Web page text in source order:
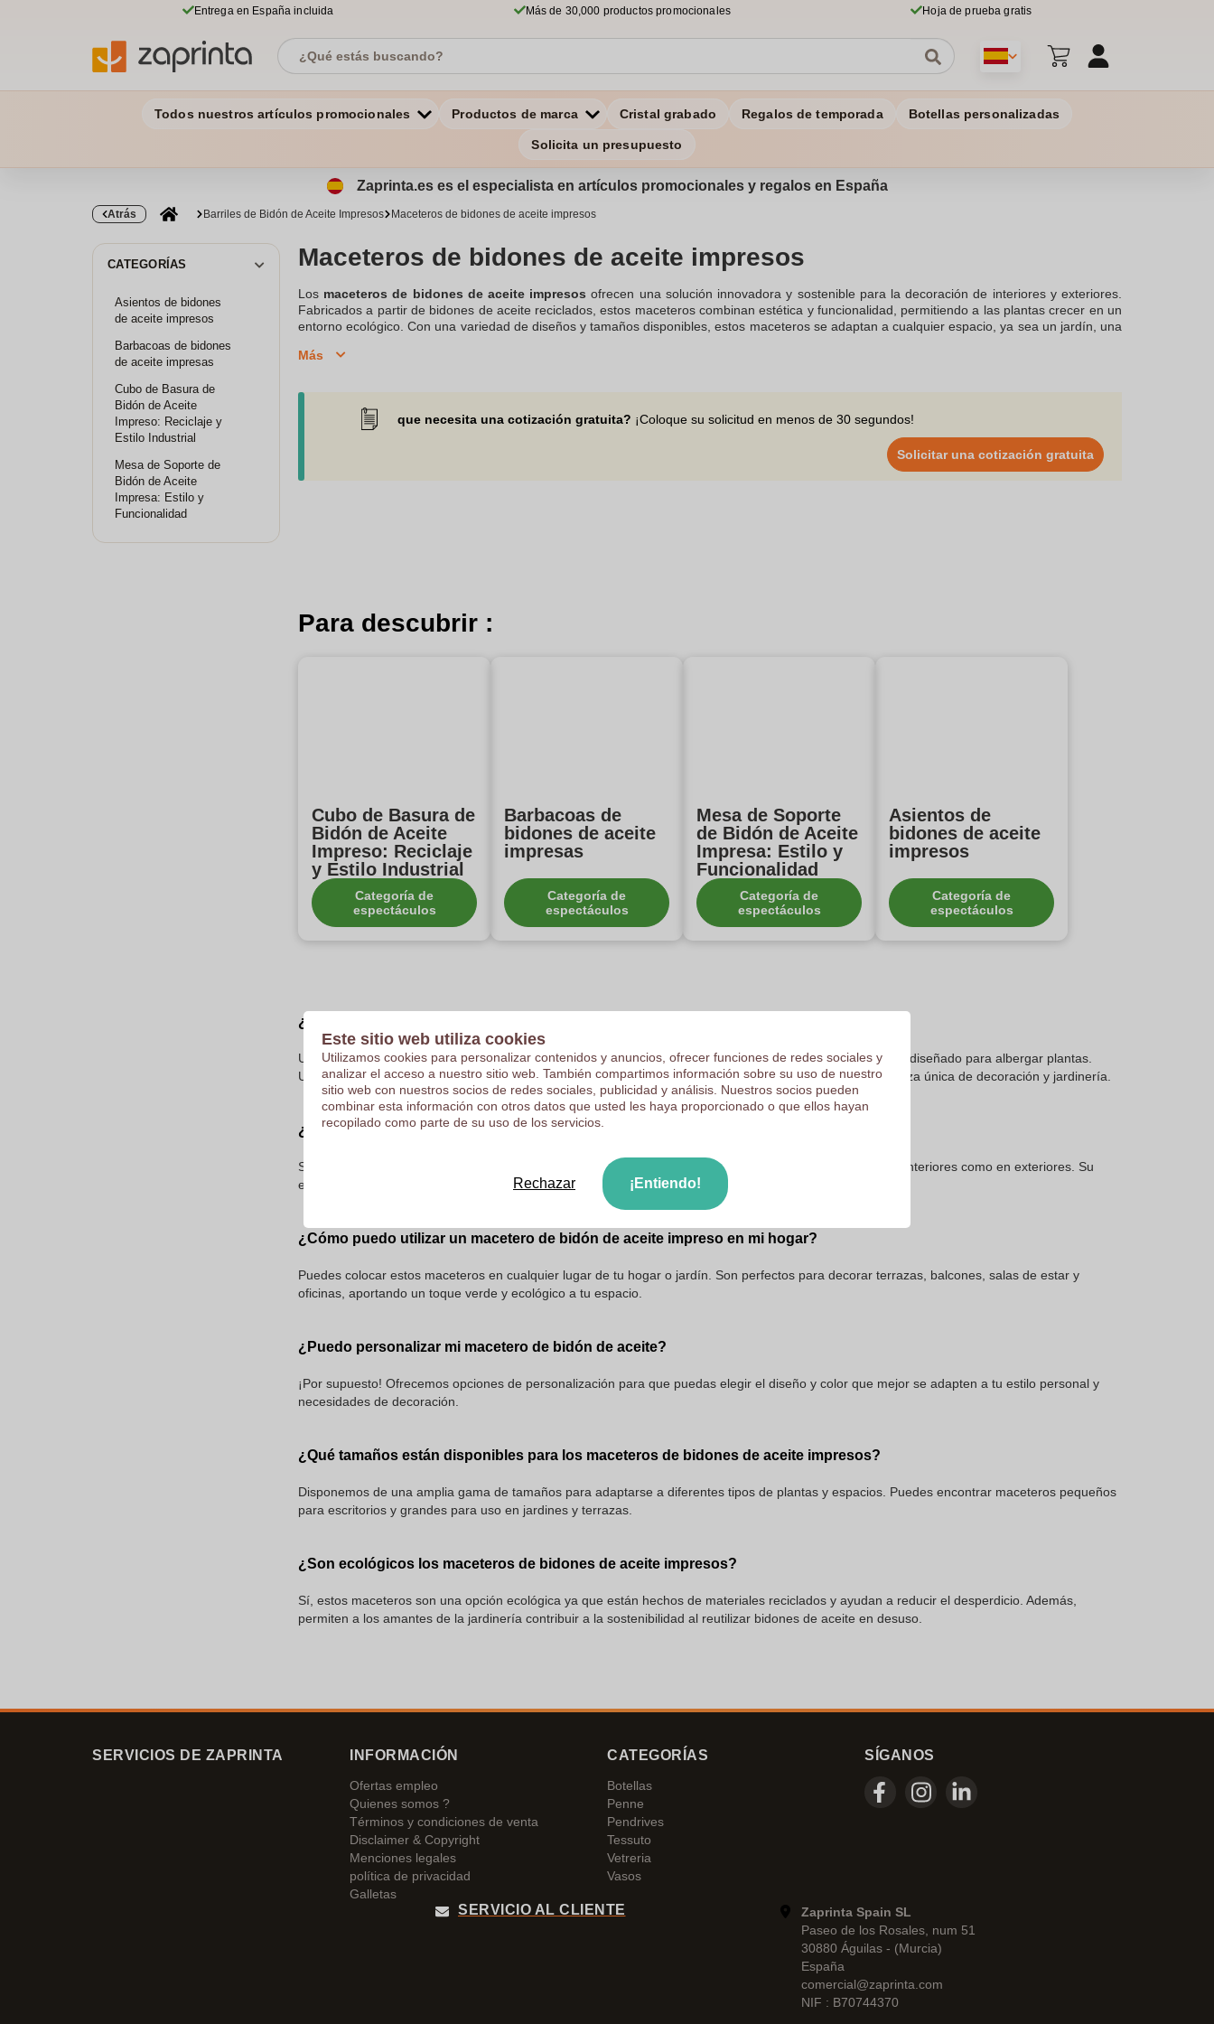
Entrega en España incluida Más de 30,000 productos promocionales Hoja de prueba gratis
Todos nuestros artículos promocionales Productos de marca Cristal grabado Regalos de temporada Botellas personalizadas
Solicita un presupuesto
Zaprinta.es es el especialista en artículos promocionales y regalos en España
Atrás Barriles de Bidón de Aceite Impresos Maceteros de bidones de aceite impresos
CATEGORÍAS
Asientos de bidones
de aceite impresos
Barbacoas de bidones
de aceite impresas
Cubo de Basura de
Bidón de Aceite
Impreso: Reciclaje y
Estilo Industrial
Mesa de Soporte de
Bidón de Aceite
Impresa: Estilo y
Funcionalidad
Maceteros de bidones de aceite impresos
Los maceteros de bidones de aceite impresos ofrecen una solución innovadora y sostenible para la decoración de interiores y exteriores.
Fabricados a partir de bidones de aceite reciclados, estos maceteros combinan estética y funcionalidad, permitiendo a las plantas crecer en un
entorno ecológico. Con una variedad de diseños y tamaños disponibles, estos maceteros se adaptan a cualquier espacio, ya sea un jardín, una
material duradero y resistente garantiza que tus plantas estarán seguras y protegidas, mientras que el diseño distintivo añade un toque de
únicas y ecológicas!
Más
que necesita una cotización gratuita? ¡Coloque su solicitud en menos de 30 segundos!
Solicitar una cotización gratuita
Para descubrir :
Cubo de Basura de
Bidón de Aceite
Impreso: Reciclaje
y Estilo Industrial
Categoría de
espectáculos
Barbacoas de
bidones de aceite
impresas
Categoría de
espectáculos
Mesa de Soporte
de Bidón de Aceite
Impresa: Estilo y
Funcionalidad
Categoría de
espectáculos
Asientos de
bidones de aceite
impresos
Categoría de
espectáculos
¿Qué es un macetero de bidón de aceite impreso?
Un macetero de bidón de aceite impreso es un contenedor hecho a partir de bidones de aceite reciclados, diseñado para albergar plantas.
Utiliza materiales reciclados y puede ser personalizado mediante técnicas de impresión para crear una pieza única de decoración y jardinería.
¿Son duraderos los maceteros de bidones de aceite impresos?
Sí, estos maceteros están fabricados con materiales resistentes que soportan el uso prolongado tanto en interiores como en exteriores. Su
estructura robusta protege a las plantas de factores ambientales, asegurando una larga vida útil.
¿Cómo puedo utilizar un macetero de bidón de aceite impreso en mi hogar?
Puedes colocar estos maceteros en cualquier lugar de tu hogar o jardín. Son perfectos para decorar terrazas, balcones, salas de estar y
oficinas, aportando un toque verde y ecológico a tu espacio.
¿Puedo personalizar mi macetero de bidón de aceite?
¡Por supuesto! Ofrecemos opciones de personalización para que puedas elegir el diseño y color que mejor se adapten a tu estilo personal y
necesidades de decoración.
¿Qué tamaños están disponibles para los maceteros de bidones de aceite impresos?
Disponemos de una amplia gama de tamaños para adaptarse a diferentes tipos de plantas y espacios. Puedes encontrar maceteros pequeños
para escritorios y grandes para uso en jardines y terrazas.
¿Son ecológicos los maceteros de bidones de aceite impresos?
Sí, estos maceteros son una opción ecológica ya que están hechos de materiales reciclados y ayudan a reducir el desperdicio. Además,
permiten a los amantes de la jardinería contribuir a la sostenibilidad al reutilizar bidones de aceite en desuso.
SERVICIOS DE ZAPRINTA INFORMACIÓN
Ofertas empleo
Quienes somos ?
Términos y condiciones de venta
Disclaimer & Copyright
Menciones legales
política de privacidad
Galletas
CATEGORÍAS
Botellas
Penne
Pendrives
Tessuto
Vetreria
Vasos
SÍGANOS
SERVICIO AL CLIENTE
Zaprinta Spain SL
Paseo de los Rosales, num 51
30880 Águilas - (Murcia)
España
comercial@zaprinta.com
NIF : B70744370
Este sitio web utiliza cookies
Utilizamos cookies para personalizar contenidos y anuncios, ofrecer funciones de redes sociales y
analizar el acceso a nuestro sitio web. También compartimos información sobre su uso de nuestro
sitio web con nuestros socios de redes sociales, publicidad y análisis. Nuestros socios pueden
combinar esta información con otros datos que usted les haya proporcionado o que ellos hayan
recopilado como parte de su uso de los servicios.
Rechazar ¡Entiendo!